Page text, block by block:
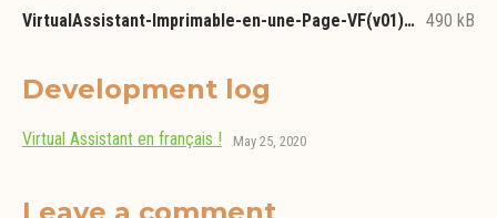
VirtualAssistant-Imprimable-en-une-Page-VF(v01).pdf 490 kB
Development log
Virtual Assistant en français ! May 25, 2020